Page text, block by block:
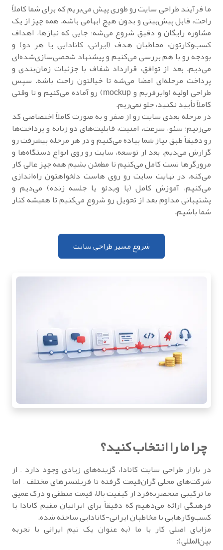
ما فرآیند طراحی سایت رو طوری پیش می‌بریم که برای شما کاملاً
راحت، قابل پیش‌بینی و بدون هیچ ابهامی باشه. همه چیز از یک
مشاوره رایگان و دقیق شروع می‌شه؛ جایی که نیازها، اهداف
کسب‌وکارتون، مخاطبان هدف (ایرانی، کانادایی یا هر دو) و
بودجه رو با هم بررسی می‌کنیم و پیشنهاد شخصی‌سازی‌شده‌ای
می‌دیم. بعد از توافق، قرارداد شفاف با جزئیات زمان‌بندی و
پرداخت مرحله‌ای امضا می‌شه تا خیالتون راحت باشه. سپس
طراحی اولیه (وایرفریم و mockup) رو آماده می‌کنیم و تا وقتی
کاملاً تأیید نکنید، جلو نمی‌ریم.
در مرحله بعدی سایت رو از صفر و به صورت کاملاً اختصاصی کد
می‌زنیم؛ سئو، سرعت، امنیت، قابلیت‌های دو زبانه و پرداخت‌ها
رو دقیقاً طبق نیاز شما پیاده می‌کنیم و در هر مرحله پیشرفت رو
گزارش می‌دیم. بعد از توسعه، سایت رو روی انواع دستگاه‌ها و
مرورگرها تست کامل می‌کنیم تا مطمئن بشیم همه چیز عالی کار
می‌کنه. در نهایت سایت رو روی هاست دلخواهتون راه‌اندازی
می‌کنیم، آموزش کامل (با ویدئو یا جلسه زنده) می‌دیم و
پشتیبانی مداوم بعد از تحویل رو شروع می‌کنیم تا همیشه کنار
شما باشیم.
شروع مسیر طراحی سایت
چرا ما را انتخاب کنید؟
در بازار طراحی سایت کانادا، گزینه‌های زیادی وجود دارد – از
شرکت‌های محلی گران‌قیمت گرفته تا فریلنسرهای مختلف – اما
ما ترکیبی منحصربه‌فرد از کیفیت بالا، قیمت منطقی و درک عمیق
فرهنگی ارائه می‌دهیم که دقیقاً برای ایرانیان مقیم کانادا یا
کسب‌وکارهایی با مخاطبان ایرانی-کانادایی ساخته شده.
مزایای اصلی کار با ما (به عنوان یک تیم ایرانی با تجربه
بین‌المللی):